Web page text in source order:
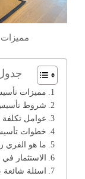
مميزات
شروط
عوامل
خطوات
ما هو الفري
الاستثمار
اسئلة